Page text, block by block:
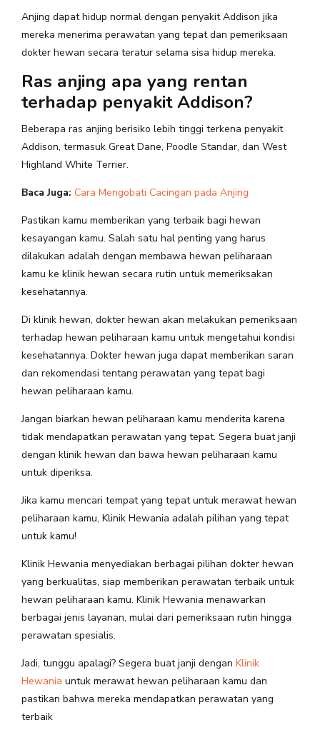
Anjing dapat hidup normal dengan penyakit Addison jika
mereka menerima perawatan yang tepat dan pemeriksaan
dokter hewan secara teratur selama sisa hidup mereka.
Ras anjing apa yang rentan
terhadap penyakit Addison?
Beberapa ras anjing berisiko lebih tinggi terkena penyakit
Addison, termasuk Great Dane, Poodle Standar, dan West
Highland White Terrier.
Baca Juga: Cara Mengobati Cacingan pada Anjing
Pastikan kamu memberikan yang terbaik bagi hewan
kesayangan kamu. Salah satu hal penting yang harus
dilakukan adalah dengan membawa hewan peliharaan
kamu ke klinik hewan secara rutin untuk memeriksakan
kesehatannya.
Di klinik hewan, dokter hewan akan melakukan pemeriksaan
terhadap hewan peliharaan kamu untuk mengetahui kondisi
kesehatannya. Dokter hewan juga dapat memberikan saran
dan rekomendasi tentang perawatan yang tepat bagi
hewan peliharaan kamu.
Jangan biarkan hewan peliharaan kamu menderita karena
tidak mendapatkan perawatan yang tepat. Segera buat janji
dengan klinik hewan dan bawa hewan peliharaan kamu
untuk diperiksa.
Jika kamu mencari tempat yang tepat untuk merawat hewan
peliharaan kamu, Klinik Hewania adalah pilihan yang tepat
untuk kamu!
Klinik Hewania menyediakan berbagai pilihan dokter hewan
yang berkualitas, siap memberikan perawatan terbaik untuk
hewan peliharaan kamu. Klinik Hewania menawarkan
berbagai jenis layanan, mulai dari pemeriksaan rutin hingga
perawatan spesialis.
Jadi, tunggu apalagi? Segera buat janji dengan Klinik
Hewania untuk merawat hewan peliharaan kamu dan
pastikan bahwa mereka mendapatkan perawatan yang
terbaik